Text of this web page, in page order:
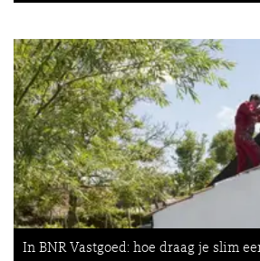
In BNR Vastgoed: hoe draag je slim